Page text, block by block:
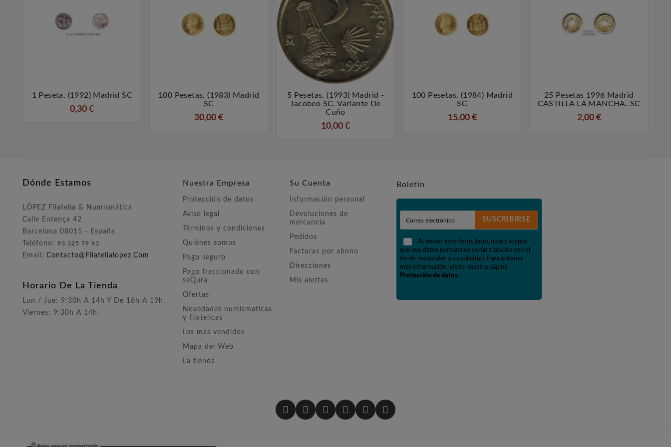
 
1 Peseta. (1992) Madrid SC
0,30 €
100 Pesetas. (1983) Madrid
SC
30,00 €
 
5 Pesetas. (1993) Madrid -
Jacobeo SC. Variante De
Cuño
10,00 €
100 Pesetas. (1984) Madrid
SC
15,00 €
 
25 Pesetas 1996 Madrid
CASTILLA LA MANCHA. SC
2,00 €
Dónde Estamos
LÓPEZ Filatelia & Numismática
Calle Entença 42
Barcelona 08015 - España
Teléfono: 93 325 79 93
Email: Contacto@filatelialopez.com
Horario De La Tienda
Lun / Jue: 9:30h A 14h Y De 16h A 19h.
Viernes: 9:30h A 14h.
Nuestra Empresa
Protección de datos
Aviso legal
Términos y condiciones
Quiénes somos
Pago seguro
Pago fraccionado con
seQura
Ofertas
Novedades numismaticas
y filatelicas
Los más vendidos
Mapa del Web
La tienda
Su Cuenta
Información personal
Devoluciones de
mercancía
Pedidos
Facturas por abono
Direcciones
Mis alertas
Boletín
SUSCRIBIRSE
Al enviar este formulario, usted acepta
que sus datos personales serán tratados con el
fin de responder a su solicitud. Para obtener
más información, visite nuestra página
Protección de datos.